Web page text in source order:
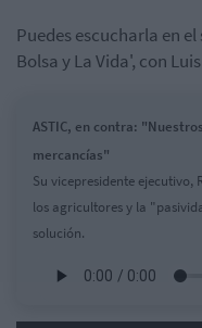
Puedes escucharla en
Bolsa y La Vida', con
ASTIC, en contra:
mercancías"
Su vicepresidente ejecutivo,
los agricultores y la
solución.